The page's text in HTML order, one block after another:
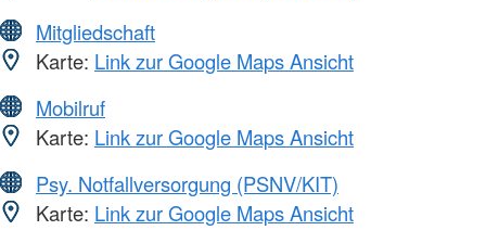
Mitgliedschaft
Karte: Link zur Google Maps Ansicht
Mobilruf
Karte: Link zur Google Maps Ansicht
Psy. Notfallversorgung (PSNV/KIT)
Karte: Link zur Google Maps Ansicht